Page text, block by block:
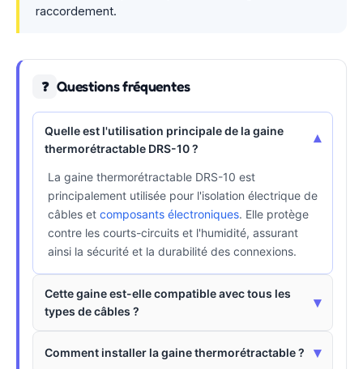
raccordement.
❓ Questions fréquentes
Quelle est l'utilisation principale de la gaine
thermorétractable DRS-10 ?
▾
La gaine thermorétractable DRS-10 est
principalement utilisée pour l'isolation électrique de
câbles et composants électroniques. Elle protège
contre les courts-circuits et l'humidité, assurant
ainsi la sécurité et la durabilité des connexions.
Cette gaine est-elle compatible avec tous les
types de câbles ?
▾
Comment installer la gaine thermorétractable ? ▾